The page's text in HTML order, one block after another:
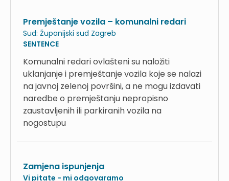
Premještanje vozila – komunalni redari
Sud: Županijski sud Zagreb
SENTENCE
Komunalni redari ovlašteni su naložiti
uklanjanje i premještanje vozila koje se nalazi
na javnoj zelenoj površini, a ne mogu izdavati
naredbe o premještanju nepropisno
zaustavljenih ili parkiranih vozila na
nogostupu
Zamjena ispunjenja
Vi pitate - mi odgovaramo